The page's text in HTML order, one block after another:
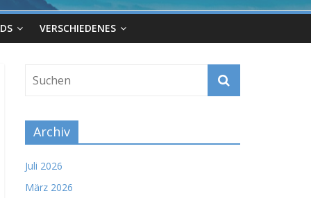
VERSCHIEDENES
Archiv
Juli 2026
März 2026